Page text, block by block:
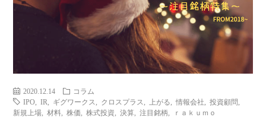
2020.12.14
コラム
IPO
,IR ギグワークス クロスプラス 上がる ,情報会社 ,投資顧問
新規上場 ,材料 ,株価 ,株式投資 ,決算 ,注目銘柄 ｒａｋｕｍｏ